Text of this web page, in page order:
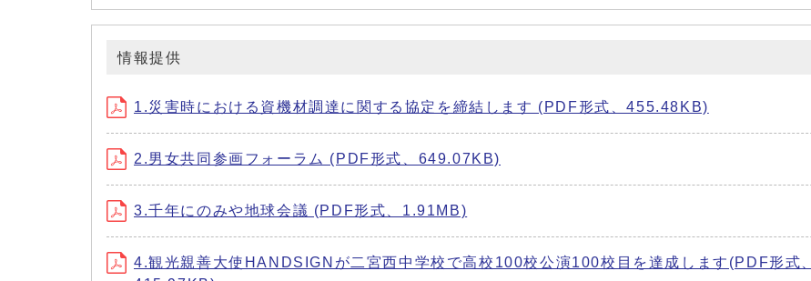
情報提供
1.災害時における資機材調達に関する協定を締結します (PDF形式、455.48KB)
2.男女共同参画フォーラム (PDF形式、649.07KB)
3.千年にのみや地球会議 (PDF形式、1.91MB)
4.観光親善大使HANDSIGNが二宮西中学校で高校100校公演100校目を達成します(PDF形式、